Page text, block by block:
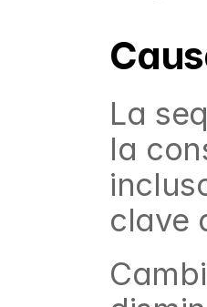
La
la
clave